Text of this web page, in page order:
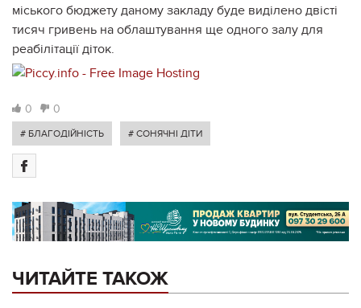
міського бюджету даному закладу буде виділено двісті
тисяч гривень на облаштування ще одного залу для
реабілітації діток.
0 0
# БЛАГОДІЙНІСТЬ # СОНЯЧНІ ДІТИ
ЧИТАЙТЕ ТАКОЖ